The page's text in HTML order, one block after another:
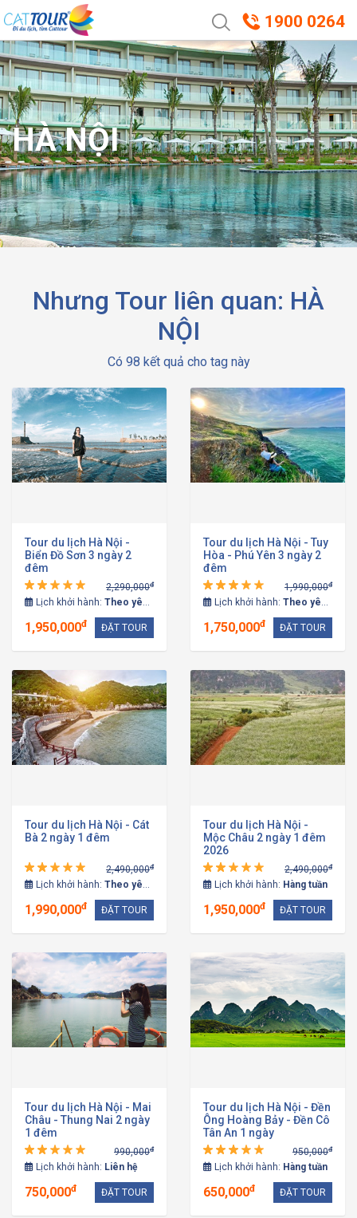
1900 0264
HÀ NỘI
Nhưng Tour liên quan: HÀ
NỘI
Có 98 kết quả cho tag này
Tour du lịch Hà Nội -
Biển Đồ Sơn 3 ngày 2
đêm
2,290,000đ
Lịch khởi hành: Theo yêu cầu
1,950,000đ ĐẶT TOUR
Tour du lịch Hà Nội - Tuy
Hòa - Phú Yên 3 ngày 2
đêm
1,990,000đ
Lịch khởi hành: Theo yêu cầu
1,750,000đ ĐẶT TOUR
Tour du lịch Hà Nội - Cát
Bà 2 ngày 1 đêm
2,490,000đ
Lịch khởi hành: Theo yêu cầu
1,990,000đ ĐẶT TOUR
Tour du lịch Hà Nội -
Mộc Châu 2 ngày 1 đêm
2026
2,490,000đ
Lịch khởi hành: Hàng tuần
1,950,000đ ĐẶT TOUR
Tour du lịch Hà Nội - Mai
Châu - Thung Nai 2 ngày
1 đêm
990,000đ
Lịch khởi hành: Liên hệ
750,000đ ĐẶT TOUR
Tour du lịch Hà Nội - Đền
Ông Hoàng Bảy - Đền Cô
Tân An 1 ngày
950,000đ
Lịch khởi hành: Hàng tuần
650,000đ ĐẶT TOUR